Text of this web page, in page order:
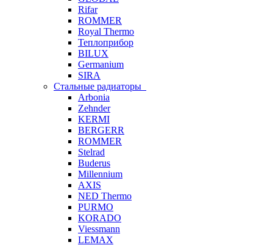
Rifar
ROMMER
Royal Thermo
Теплоприбор
BILUX
Germanium
SIRA
Стальные радиаторы
Arbonia
Zehnder
KERMI
BERGERR
ROMMER
Stelrad
Buderus
Millennium
AXIS
NED Thermo
PURMO
KORADO
Viessmann
LEMAX